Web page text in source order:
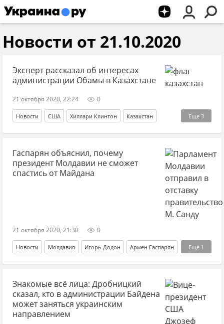
Новости от 21.10.2020
Эксперт рассказал об интересах
администрации Обамы в Казахстане
21 октября 2020, 22:24 0
Еще 3
Новости США Хиллари Клинтон Казахстан
Демократическая партия Хантер Байден
Джо Байден
Гаспарян объяснил, почему
президент Молдавии не сможет
спастись от Майдана
21 октября 2020, 21:30 0
Еще 1
Новости Молдавия Игорь Додон Армен Гаспарян
Майдан
Знакомые всё лица: Дробницкий
сказал, кто в администрации Байдена
может заняться украинским
направлением